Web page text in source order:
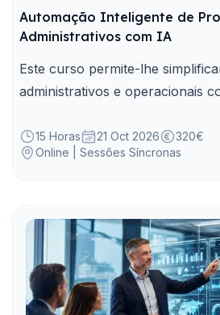
Automação Inteligente de
Administrativos com IA
Este curso permite-lhe
administrativos e operacionais
rastreabilidade.
15 Horas 21 Oct 2026
320€
Online | Sessões Síncronas